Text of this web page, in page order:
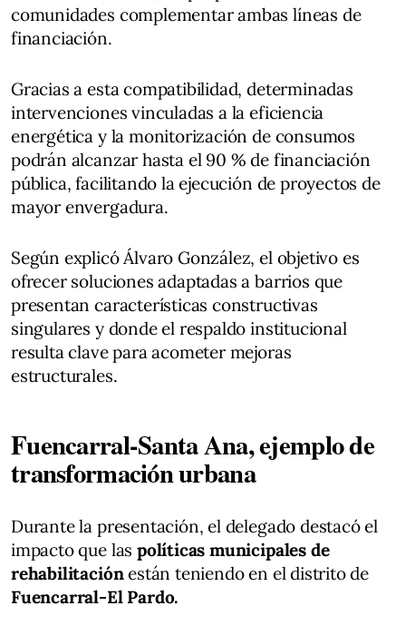
comunidades complementar ambas líneas de
financiación.
Gracias a esta compatibilidad, determinadas
intervenciones vinculadas a la eficiencia
energética y la monitorización de consumos
podrán alcanzar hasta el 90 % de financiación
pública, facilitando la ejecución de proyectos de
mayor envergadura.
Según explicó Álvaro González, el objetivo es
ofrecer soluciones adaptadas a barrios que
presentan características constructivas
singulares y donde el respaldo institucional
resulta clave para acometer mejoras
estructurales.
Fuencarral-Santa Ana, ejemplo de
transformación urbana
Durante la presentación, el delegado destacó el
impacto que las políticas municipales de
rehabilitaciónestán teniendo en el distrito de
Fuencarral-El Pardo.